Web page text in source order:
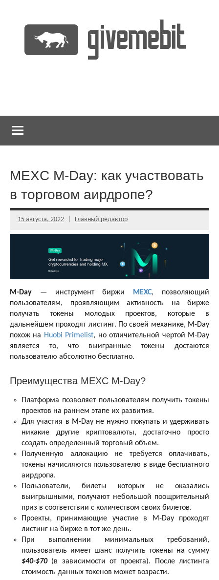
содержимому
MEXC M-Day: как участвовать
в торговом аирдропе?
15 августа, 2022 Главный редактор
M-Day — инструмент биржи MEXC, позволяющий
пользователям, проявляющим активность на бирже
получать токены молодых проектов, которые в
дальнейшем проходят листинг. По своей механике, M-Day
похож на Huobi Primelist, но отличительной чертой M-Day
является то, что выигранные токены достаются
пользователю абсолютно бесплатно.
Преимущества MEXC M-Day?
Платформа позволяет пользователям получить токены
проектов на раннем этапе их развития.
Для участия в M-Day не нужно покупать и удерживать
никакие другие криптовалюты, достаточно просто
создать определенный торговый объем.
Полученную аллокацию не требуется оплачивать,
токены начисляются пользователю в виде бесплатного
аирдропа.
Пользователи, билеты которых не оказались
выигрышными, получают небольшой поощрительный
приз в соответствии с количеством своих билетов.
Проекты, принимающие участие в M-Day проходят
листинг на бирже в тот же день.
При выполнении минимальных требований,
пользователь имеет шанс получить токены на сумму
$40-$70(в зависимости от проекта). После листинга
стоимость данных токенов может возрасти.